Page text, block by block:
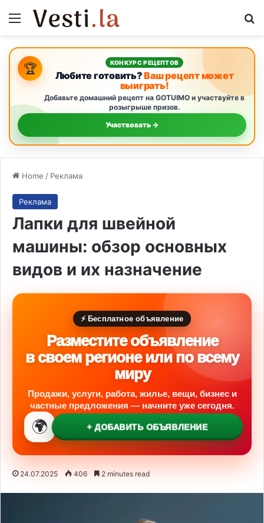
Menu
🏆 КОНКУРС РЕЦЕПТОВ
Любите готовить?Ваш рецепт может
выиграть!
Добавьте домашний рецепт на GOTUIMO и участвуйте в
розыгрыше призов.
Участвовать →
Home / Реклама
Реклама
Лапки для швейной
машины: обзор основных
видов и их назначение
⚡ Бесплатное объявление
Разместите объявление
в своем регионе или по всему
миру
Продажи, услуги, работа, жилье, вещи, бизнес и
частные предложения — начните уже сегодня.
🌍 + ДОБАВИТЬ ОБЪЯВЛЕНИЕ
24.07.2025 406 2 minutes read